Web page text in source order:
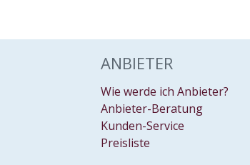
ANBIETER
Wie werde ich Anbieter?
Anbieter-Beratung
Kunden-Service
Preisliste